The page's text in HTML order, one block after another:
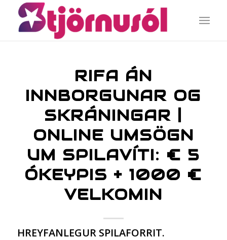
RIFA ÁN
INNBORGUNAR OG
SKRÁNINGAR |
ONLINE UMSÖGN
UM SPILAVÍTI: € 5
ÓKEYPIS + 1000 €
VELKOMIN
HREYFANLEGUR SPILAFORRIT.